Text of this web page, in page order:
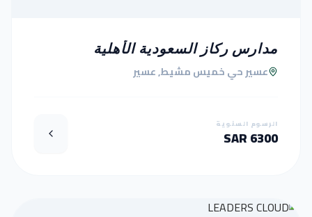
مدارس ركاز السعودية الأهلية
عسير حي خميس مشيط, عسير
الرسوم السنوية
6300 SAR